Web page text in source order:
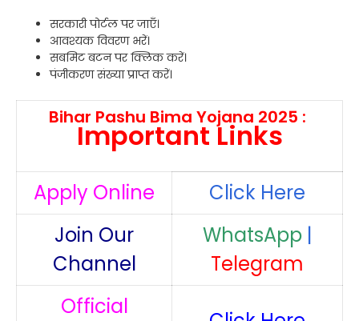
सरकारी पोर्टल पर जाएँ।
आवश्यक विवरण भरें।
सबमिट बटन पर क्लिक करें।
पंजीकरण संख्या प्राप्त करें।
Bihar Pashu Bima Yojana 2025 :
Important Links
Apply Online
Click Here
Join Our
Channel
WhatsApp|
Telegram
Official